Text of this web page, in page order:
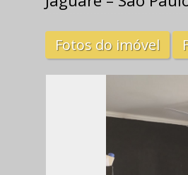
Fotos do imóvel